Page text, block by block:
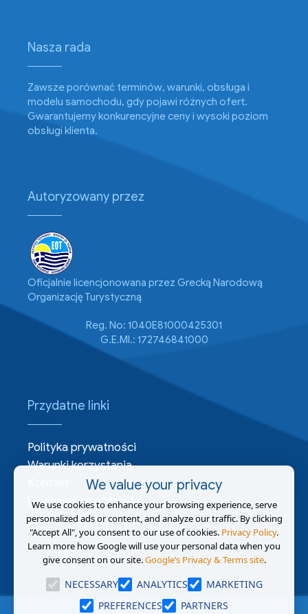
Nasza rada
Zawsze porównać terminów, warunki, obsługa i
modelu samochodu, gdy pojawi różnych ofert.
Gwarantujemy konkurencyjne ceny i wysoki poziom
obsługi klienta.
Autoryzowany przez
Oficjalnie licencjonowana przez Grecką Narodową
Organizację Turystyczną
Reg. No: 1040E81000425301
G.E.MI.: 172746841000
Przydatne linki
Polityka prywatności
Warunki korzystania
Używane samochody
We value your privacy
We use cookies to enhance your browsing experience, serve
personalized ads or content, and analyze our traffic. By clicking
"Accept All", you consent to our use of cookies. Privacy Policy.
Learn more how Google will use your personal data when you
give consent on our site.Google’s Privacy & Terms site.
NECESSARY ANALYTICS
MARKETING
PREFERENCES
PARTNERS